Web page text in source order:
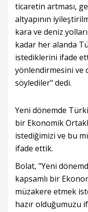
ticaretin artması,
altyapının
kara ve deniz
kadar her alanda
istediklerini ifade
yönlendirmesini ve
söylediler" dedi.
Yeni dönemde
bir Ekonomik
istediğimizi ve bu
ifade ettik.
Bolat, "Yeni
kapsamlı bir
müzakere etmek
hazır olduğumuzu